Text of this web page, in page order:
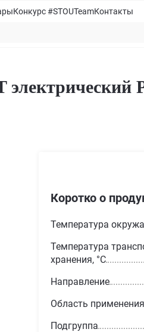
Конкурс #STOUTeamКонтакты
электрический
Коротко о
Температура
Температура
хранения, °С
Направление
Область применения
Подгруппа